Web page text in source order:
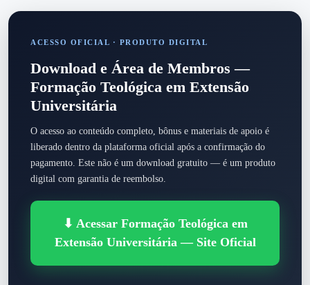
ACESSO OFICIAL · PRODUTO DIGITAL
Download e Área de Membros —
Formação Teológica em Extensão
Universitária
O acesso ao conteúdo completo, bônus e materiais de apoio é
liberado dentro da plataforma oficial após a confirmação do
pagamento. Este não é um download gratuito — é um produto
digital com garantia de reembolso.
⬇ Acessar Formação Teológica em
Extensão Universitária — Site Oficial